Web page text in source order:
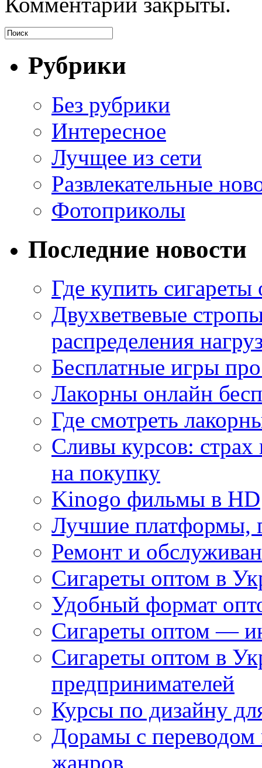
Рубрики
Без рубрики
Интересное
Лучщее из сети
Развлекательные
Фотоприколы
Последние новости
Где купить
Двухветвевые
распределения
Бесплатные игры
Лакорны онлайн
Где смотреть
Сливы курсов:
на покупку
Kinogo фильмы в HD
Лучшие платформы,
Ремонт и
Сигареты оптом в
Удобный формат
Сигареты оптом —
Сигареты оптом в
предпринимателей
Курсы по дизайну
Дорамы с переводом
жанров